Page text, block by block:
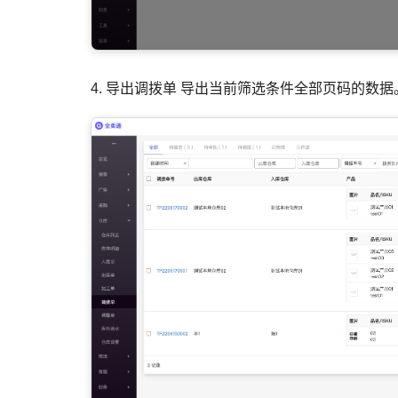
4. 导出调拨单 导出当前筛选条件全部页码的数据